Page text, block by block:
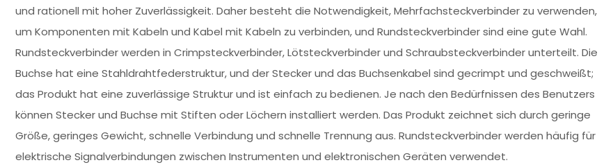
und rationell mit hoher Zuverlässigkeit. Daher besteht die Notwendigkeit, Mehrfachsteckverbinder zu verwenden,
um Komponenten mit Kabeln und Kabel mit Kabeln zu verbinden, und Rundsteckverbinder sind eine gute Wahl.
Rundsteckverbinder werden in Crimpsteckverbinder, Lötsteckverbinder und Schraubsteckverbinder unterteilt. Die
Buchse hat eine Stahldrahtfederstruktur, und der Stecker und das Buchsenkabel sind gecrimpt und geschweißt;
das Produkt hat eine zuverlässige Struktur und ist einfach zu bedienen. Je nach den Bedürfnissen des Benutzers
können Stecker und Buchse mit Stiften oder Löchern installiert werden. Das Produkt zeichnet sich durch geringe
Größe, geringes Gewicht, schnelle Verbindung und schnelle Trennung aus. Rundsteckverbinder werden häufig für
elektrische Signalverbindungen zwischen Instrumenten und elektronischen Geräten verwendet.